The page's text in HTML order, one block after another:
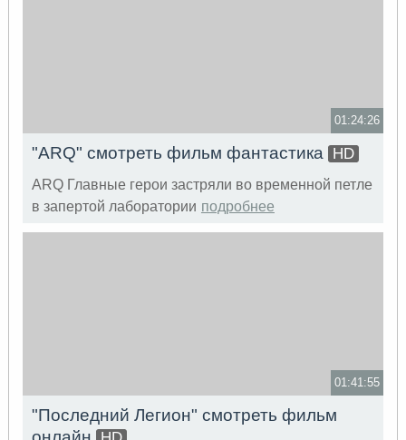
01:24:26
"ARQ" смотреть фильм фантастика HD
ARQ Главные герои застряли во временной петле
в запертой лаборатории подробнее
01:41:55
"Последний Легион" смотреть фильм